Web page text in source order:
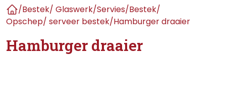
Home
/Bestek/ Glaswerk/Servies/Bestek/
Opschep/ serveer bestek/Hamburger draaier
Hamburger draaier